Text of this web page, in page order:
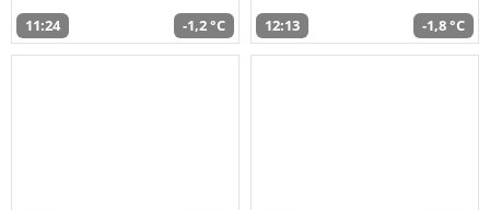
11:24 -1,2 °C 12:13 -1,8 °C